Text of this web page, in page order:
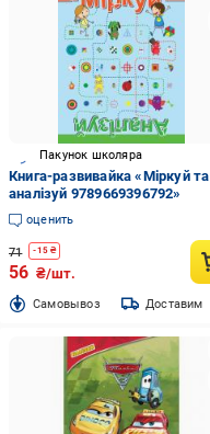
Пакунок школяра
Книга-развивайка «Міркуй та
аналізуй 9789669396792»
оценить
71 -15 ₴
56 ₴/шт.
Cамовывоз Доставим